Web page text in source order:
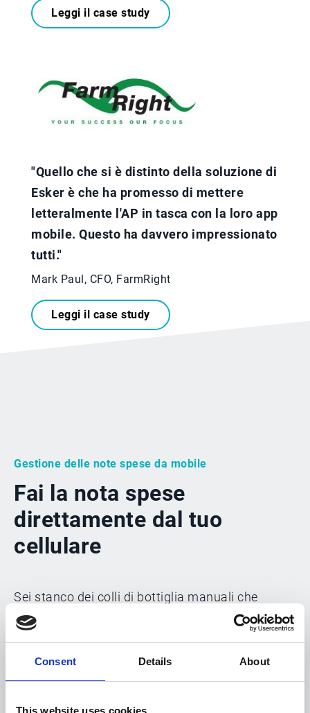
Consent Details About
This website uses cookies
Leggi il case study
"Quello che si è distinto della soluzione di
Esker è che ha promesso di mettere
letteralmente l'AP in tasca con la loro app
mobile. Questo ha davvero impressionato
tutti."
Mark Paul, CFO, FarmRight
Leggi il case study
Gestione delle note spese da mobile
Fai la nota spese
direttamente dal tuo
cellulare
Sei stanco dei colli di bottiglia manuali che
rendono la gestione della nota spese più difficile
semplifica i tuoi processi. Gli utenti devono
semplicemente caricare una foto di una spesa o